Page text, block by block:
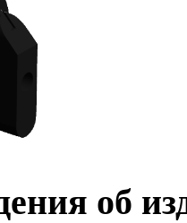
об